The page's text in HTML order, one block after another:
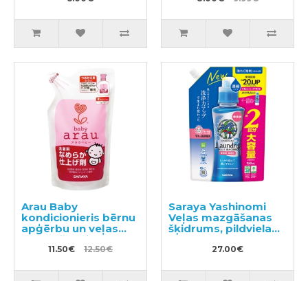
Arau Baby
kondicionieris bērnu
apģērbu un veļas
mazgāšanai,
pildviela 440ml
11.50€ 12.50€
Saraya Yashinomi
Veļas mazgāšanas
šķidrums, pildviela
950ml
27.00€